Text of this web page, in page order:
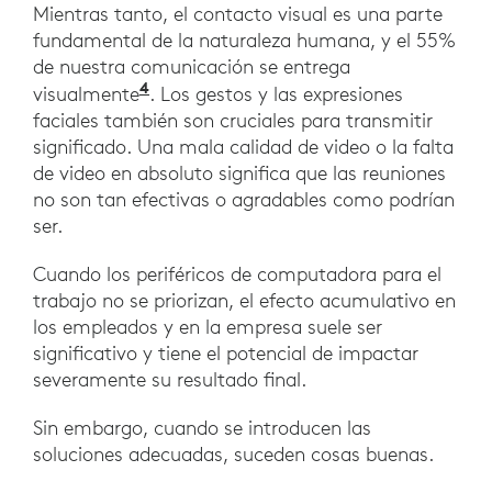
Mientras tanto, el contacto visual es una parte
fundamental de la naturaleza humana, y el 55%
de nuestra comunicación se entrega
visualmente4. Los gestos y las expresiones
faciales también son cruciales para transmitir
significado. Una mala calidad de video o la falta
de video en absoluto significa que las reuniones
no son tan efectivas o agradables como podrían
ser.
Cuando los periféricos de computadora para el
trabajo no se priorizan, el efecto acumulativo en
los empleados y en la empresa suele ser
significativo y tiene el potencial de impactar
severamente su resultado final.
Sin embargo, cuando se introducen las
soluciones adecuadas, suceden cosas buenas.